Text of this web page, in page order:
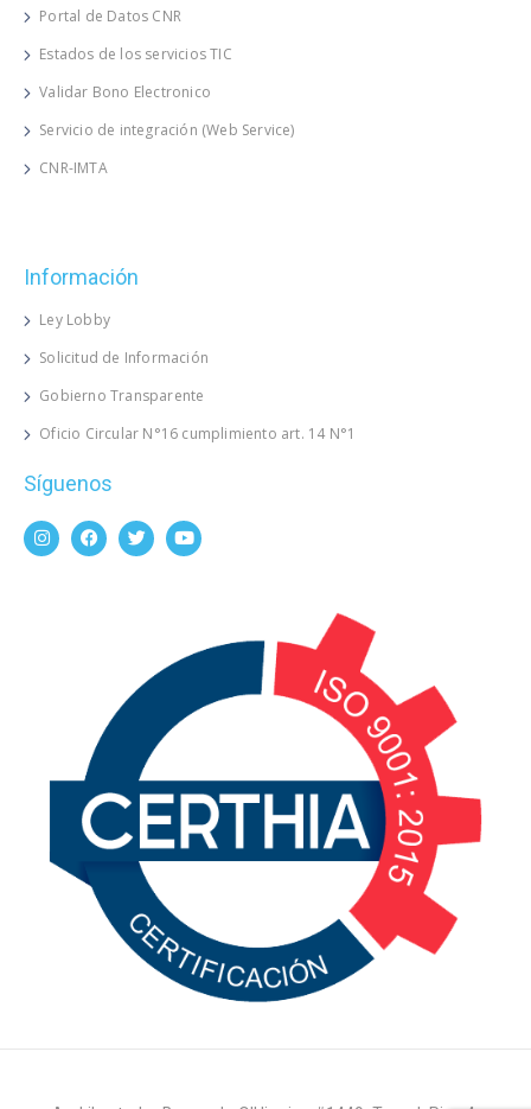
Portal de Datos CNR
Estados de los servicios TIC
Validar Bono Electronico
Servicio de integración (Web Service)
CNR-IMTA
Información
Ley Lobby
Solicitud de Información
Gobierno Transparente
Oficio Circular N°16 cumplimiento art. 14 N°1
Síguenos